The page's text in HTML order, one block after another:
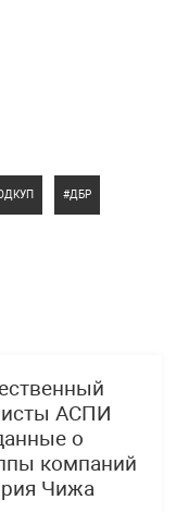
ДБР
АСПИ
о
компаний
Чижа